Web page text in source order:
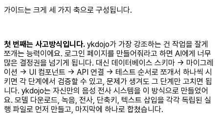
가이드는 크게 세 가지 축으로 구성됩니다.
첫 번째는 사고방식입니다. ykdojo가 가장 강조하는 건 작업을 잘게
쪼개는 능력이에요. 로그인 페이지를 만들어줘라고 하면 AI에게 너무
많은 결정권을 넘기게 됩니다. 대신 데이터베이스 스키마 → 마이그레
이션 → UI 컴포넌트 → API 연결 → 테스트 순서로 쪼개서 하나씩 시
키면 각 단계에서 검증할 수 있고, 문제가 생겨도 그 단계만 고치면 됩
니다. ykdojo는 자신만의 음성 전사 시스템을 이 방식으로 만들었어
요. 모델 다운로드, 녹음, 전사, 단축키, 텍스트 삽입을 각각 독립된 실
행 파일로 먼저 만들고, 마지막에 하나로 합쳤습니다.